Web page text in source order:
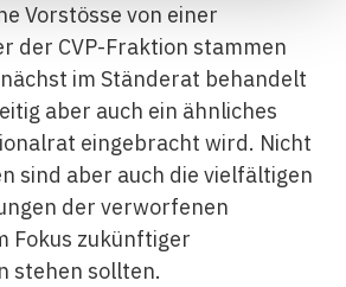
Vorstösse von einer
der CVP-Fraktion stammen
im Ständerat behandelt
aber auch ein ähnliches
eingebracht wird. Nicht
sind aber auch die vielfältigen
der verworfenen
Fokus zukünftiger
stehen sollten.